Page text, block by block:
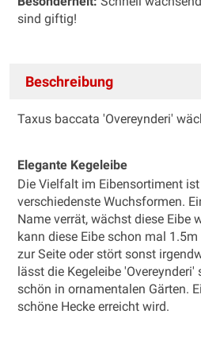
sind giftig!
Beschreibung
Taxus baccata 'Overeynderi'
Elegante Kegeleibe
Die Vielfalt im Eibensortiment
verschiedenste Wuchsformen.
Name verrät, wächst diese Eibe
kann diese Eibe schon mal
zur Seite oder stört sonst
lässt die Kegeleibe
schön in ornamentalen Gärten.
schöne Hecke erreicht wird.